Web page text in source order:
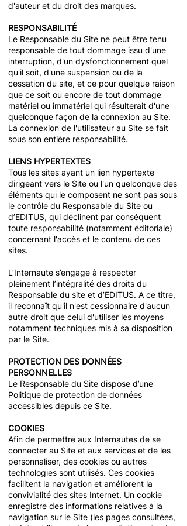
d'auteur et du droit des marques.
RESPONSABILITÉ
Le Responsable du Site ne peut être tenu
responsable de tout dommage issu d'une
interruption, d'un dysfonctionnement quel
qu'il soit, d'une suspension ou de la
cessation du site, et ce pour quelque raison
que ce soit ou encore de tout dommage
matériel ou immatériel qui résulterait d'une
quelconque façon de la connexion au Site.
La connexion de l'utilisateur au Site se fait
sous son entière responsabilité.
LIENS HYPERTEXTES
Tous les sites ayant un lien hypertexte
dirigeant vers le Site ou l'un quelconque des
éléments qui le composent ne sont pas sous
le contrôle du Responsable du Site ou
d’EDITUS, qui déclinent par conséquent
toute responsabilité (notamment éditoriale)
concernant l'accès et le contenu de ces
sites.
L’Internaute s’engage à respecter
pleinement l’intégralité des droits du
Responsable du site et d’EDITUS. A ce titre,
il reconnaît qu'il n'est cessionnaire d'aucun
autre droit que celui d'utiliser les moyens
notamment techniques mis à sa disposition
par le Site.
PROTECTION DES DONNÉES
PERSONNELLES
Le Responsable du Site dispose d’une
Politique de protection de données
accessibles depuis ce Site.
COOKIES
Afin de permettre aux Internautes de se
connecter au Site et aux services et de les
personnaliser, des cookies ou autres
technologies sont utilisés. Ces cookies
facilitent la navigation et améliorent la
convivialité des sites Internet. Un cookie
enregistre des informations relatives à la
navigation sur le Site (les pages consultées,